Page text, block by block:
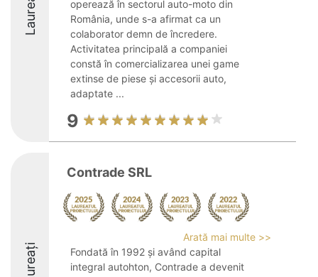
Laureați
operează în sectorul auto-moto din
România, unde s-a afirmat ca un
colaborator demn de încredere.
Activitatea principală a companiei
constă în comercializarea unei game
extinse de piese și accesorii auto,
adaptate ...
9
Laureați
Contrade SRL
Arată mai multe >>
Fondată în 1992 și având capital
integral autohton, Contrade a devenit